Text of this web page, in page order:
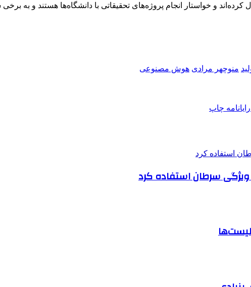
و خواستار انجام پروژه‌های تحقیقاتی با دانشگاه‌ها هستند و به
منوچهر مرادی هوش مصنوعی
رایانامه چاپ
سرطان استفاده کرد